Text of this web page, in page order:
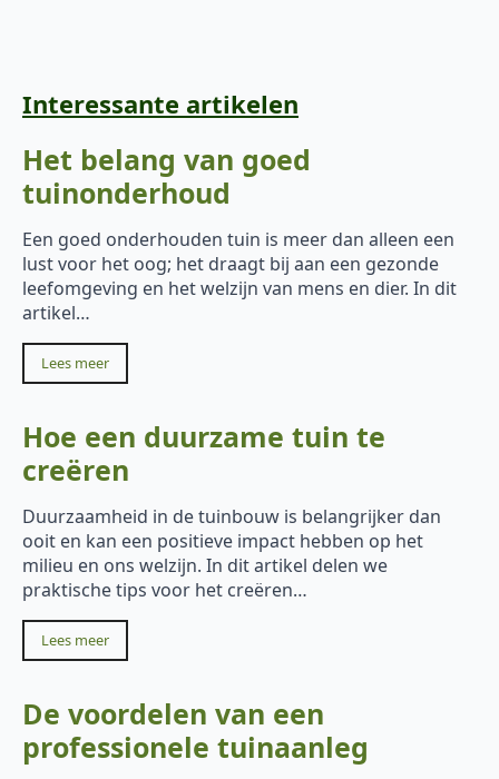
Interessante artikelen
Het belang van goed
tuinonderhoud
Een goed onderhouden tuin is meer dan alleen een
lust voor het oog; het draagt bij aan een gezonde
leefomgeving en het welzijn van mens en dier. In dit
artikel…
Lees meer
Hoe een duurzame tuin te
creëren
Duurzaamheid in de tuinbouw is belangrijker dan
ooit en kan een positieve impact hebben op het
milieu en ons welzijn. In dit artikel delen we
praktische tips voor het creëren…
Lees meer
De voordelen van een
professionele tuinaanleg